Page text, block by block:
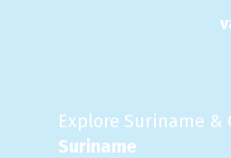
Explore Suriname &
Suriname